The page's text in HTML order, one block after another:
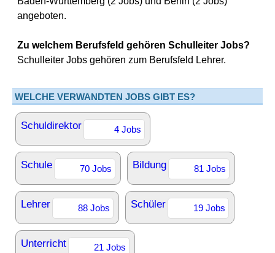
angeboten.
Zu welchem Berufsfeld gehören Schulleiter Jobs?
Schulleiter Jobs gehören zum Berufsfeld Lehrer.
WELCHE VERWANDTEN JOBS GIBT ES?
Schuldirektor 4 Jobs
Schule 70 Jobs Bildung 81 Jobs
Lehrer 88 Jobs Schüler 19 Jobs
Unterricht 21 Jobs